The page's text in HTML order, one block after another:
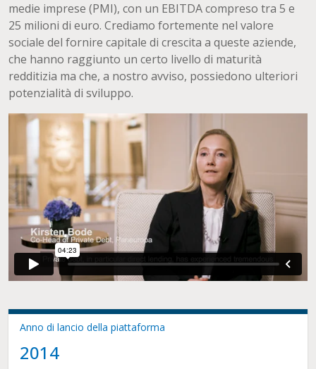
medie imprese (PMI), con un EBITDA compreso tra 5 e
25 milioni di euro. Crediamo fortemente nel valore
sociale del fornire capitale di crescita a queste aziende,
che hanno raggiunto un certo livello di maturità
redditizia ma che, a nostro avviso, possiedono ulteriori
potenzialità di sviluppo.
Anno di lancio della piattaforma
2014